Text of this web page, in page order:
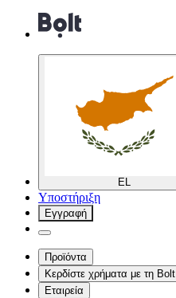
EL
Υποστήριξη
Εγγραφή
Προϊόντα
Κερδίστε χρήματα με τη Bolt
Εταιρεία